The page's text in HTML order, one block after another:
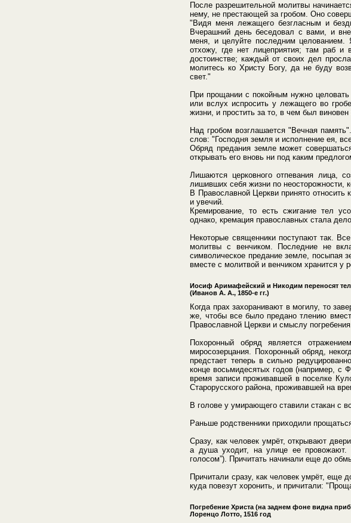
После разрешительной молитвы
нему, не престающей за гробом. Оно
"Видя меня лежащего безгласным и
Вчерашний день беседовал с вами, и
меня, и целуйте последним
отхожу, где нет лицеприятия; там раб и
достоинстве; каждый от своих дел
молитесь ко Христу Богу, да не буду
свет."
При прощании с покойным нужно
или вслух испросить у лежащего во
жизни, и простить за то, в чем был
Над гробом возглашается "Вечная
слов: "Господня земля и исполнение ея,
Обряд предания земле может
открывать его вновь ни под каким
Лишаются церковного отпевания лица,
лишивших себя жизни по неосторожности,
В Православной Церкви принято
и увечий.
Кремирование, то есть сжигание тел
однако, кремация православных стала
Некоторые священники поступают так.
молитвы с венчиком. Последние не
символическое предание земле, посыпая
вместе с молитвой и венчиком хранится у
Иосиф Аримафейский и Никодим переносят
(Иванов А. А., 1850-е гг.)
Когда прах захоранивают в могилу, то
же, чтобы все было предано тлению
Православной Церкви и смыслу
Похоронный обряд является
миросозерцания. Похоронный обряд,
предстает теперь в сильно
конце восьмидесятых годов (например, с
время записи проживавшей в поселке
Старорусского района, проживавшей на
В голове у умирающего ставили стакан с
Раньше родственники приходили
Сразу, как человек умрёт, открывают
а душа уходит, на улице ее
голосом”). Причитать начинали еще до
Причитали сразу, как человек умрёт, еще
куда повезут хоронить, и причитали:
Погребение Христа (на заднем фоне видна
Лоренцо Лотто, 1516 год